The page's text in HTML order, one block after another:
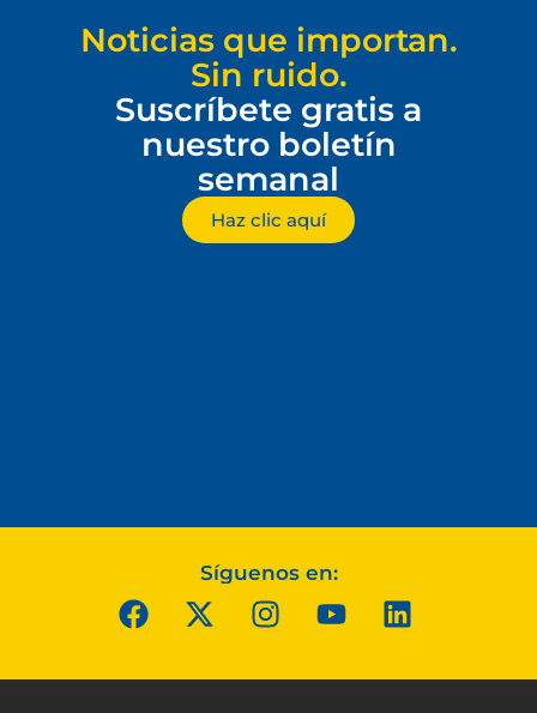
Noticias que importan.
Sin ruido.
Suscríbete gratis a
nuestro boletín
semanal
Haz clic aquí
Síguenos en: